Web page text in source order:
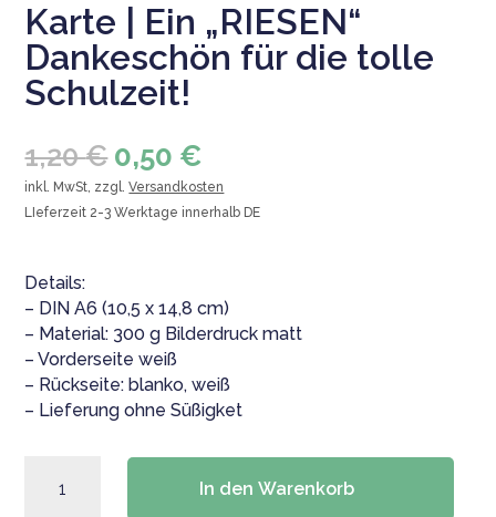
Karte | Ein „RIESEN“
Dankeschön für die tolle
Schulzeit!
1,20€ Ursprünglicher
Preis
war:
1,20 €
0,50 €
Preis
ist:
inkl. MwSt, zzgl.Versandkosten
LIeferzeit 2-3 Werktage innerhalb DE
Details:
– DIN A6 (10,5 x 14,8 cm)
– Material: 300 g Bilderdruck matt
– Vorderseite weiß
– Rückseite: blanko, weiß
– Lieferung ohne Süßigket
In den Warenkorb